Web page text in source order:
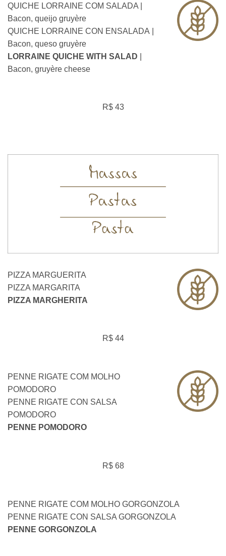
QUICHE LORRAINE COM SALADA |
Bacon, queijo gruyère
QUICHE LORRAINE CON ENSALADA |
Bacon, queso gruyère
LORRAINE QUICHE WITH SALAD
Bacon, gruyère cheese
R$ 43
PIZZA MARGUERITA
PIZZA MARGARITA
PIZZA MARGHERITA
R$ 44
PENNE RIGATE COM MOLHO
POMODORO
PENNE RIGATE CON SALSA
POMODORO
PENNE POMODORO
R$ 68
PENNE RIGATE COM MOLHO GORGONZOLA
PENNE RIGATE CON SALSA GORGONZOLA
PENNE GORGONZOLA